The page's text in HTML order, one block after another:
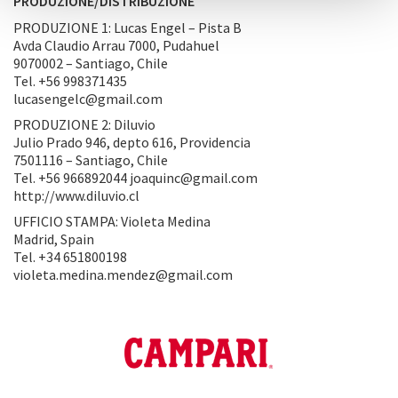
PRODUZIONE 1: Lucas Engel – Pista B
Avda Claudio Arrau 7000, Pudahuel
9070002 – Santiago, Chile
Tel. +56 998371435
lucasengelc@gmail.com
PRODUZIONE 2: Diluvio
Julio Prado 946, depto 616, Providencia
7501116 – Santiago, Chile
Tel. +56 966892044 joaquinc@gmail.com
http://www.diluvio.cl
UFFICIO STAMPA: Violeta Medina
Madrid, Spain
Tel. +34 651800198
violeta.medina.mendez@gmail.com